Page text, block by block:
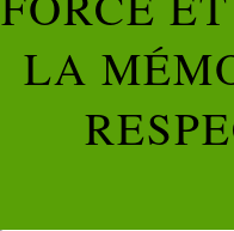
LA